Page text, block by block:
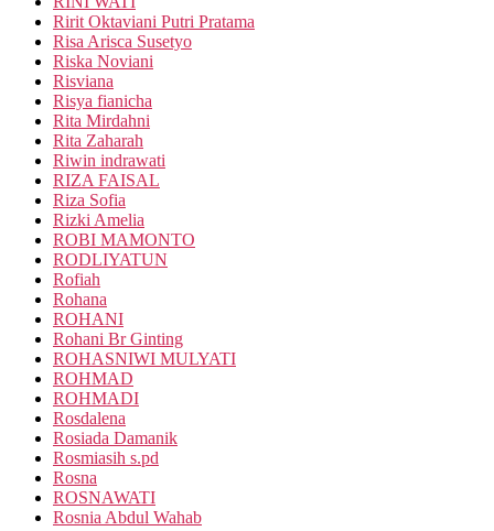
Ririt Oktaviani Putri Pratama
Risa Arisca Susetyo
Riska Noviani
Risviana
Risya fianicha
Rita Mirdahni
Rita Zaharah
Riwin indrawati
RIZA FAISAL
Riza Sofia
Rizki Amelia
ROBI MAMONTO
RODLIYATUN
Rofiah
Rohana
ROHANI
Rohani Br Ginting
ROHASNIWI MULYATI
ROHMAD
ROHMADI
Rosdalena
Rosiada Damanik
Rosmiasih s.pd
Rosna
ROSNAWATI
Rosnia Abdul Wahab